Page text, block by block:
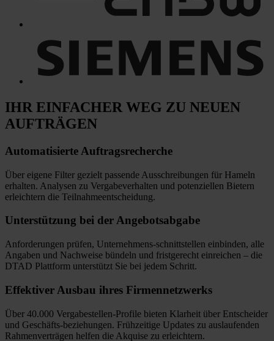
IHR EINFACHER WEG ZU NEUEN
AUFTRÄGEN
Automatisierte Auftragsrecherche
Über eigene Filter gezielt passende Ausschreibungen für Hameln
erhalten. Analysen zu Vergabeverhalten und potenziellen Bietern
erleichtern die Teilnahmeentscheidung.
Unterstützung bei der Angebotsabgabe
Anforderungen prüfen, Unternehmens-schnittstellen einbinden, alle
Angaben und Nachweise bündeln und fristgerecht einreichen – die
DTAD Plattform unterstützt Sie bei jedem Schritt.
Effektiver Ausbau ihres Firmennetzwerks
Über 40.000 Vergabestellen-Profile bieten Klarheit über Entscheider
und Geschäfts-beziehungen. Frühzeitige Updates zu auslaufenden
Rahmenverträgen helfen die Akquise zu erleichtern.